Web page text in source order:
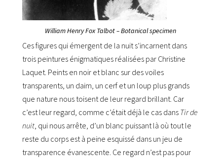
William Henry Fox Talbot –Botanical specimen
Ces figures qui émergent de la nuit s’incarnent dans
trois peintures énigmatiques réalisées par Christine
Laquet. Peints en noir et blanc sur des voiles
transparents, un daim, un cerf et un loup plus grands
que nature nous toisent de leur regard brillant. Car
c’est leur regard, comme c’était déjà le cas dans Tir de
nuit, qui nous arrête, d’un blanc puissant là où tout le
reste du corps est à peine esquissé dans un jeu de
transparence évanescente. Ce regard n’est pas pour